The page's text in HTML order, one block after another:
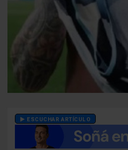
ESCUCHAR ARTÍCULO